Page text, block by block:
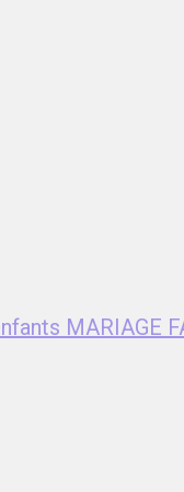
MARIAGE